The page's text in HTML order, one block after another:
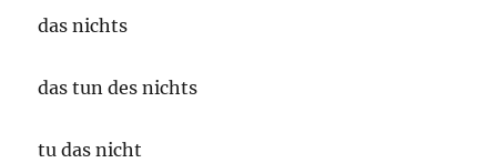
das nichts
das tun des nichts
tu das nicht